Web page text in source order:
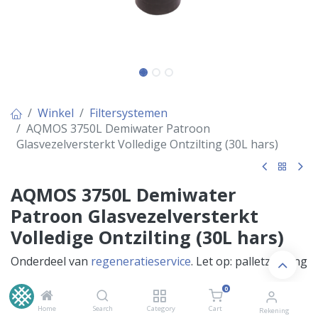
Home Search Category
0
Cart Rekening
Winkel
Filtersystemen
AQMOS 3750L Demiwater Patroon
Glasvezelversterkt Volledige Ontzilting (30L hars)
AQMOS 3750L Demiwater
Patroon Glasvezelversterkt
Volledige Ontzilting (30L hars)
Onderdeel van regeneratieservice. Let op: palletzending
€369,00 Inclusief BTW
€304,96 excl. BTW